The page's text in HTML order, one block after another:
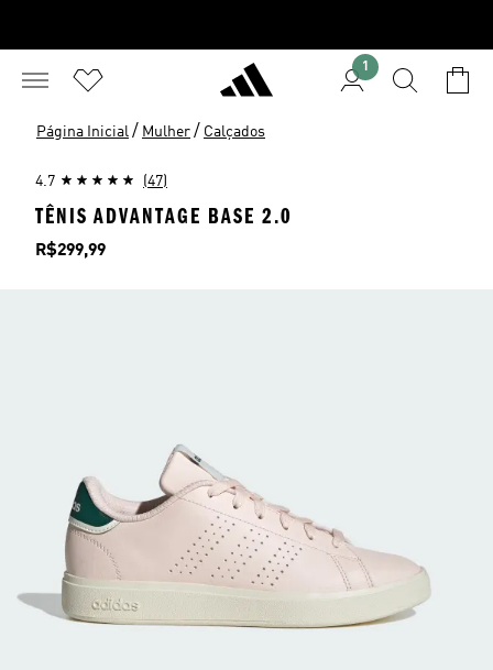
1
Página Inicial / Mulher / Calçados
4.7 (47)
TÊNIS ADVANTAGE BASE 2.0
Preço
R$299,99